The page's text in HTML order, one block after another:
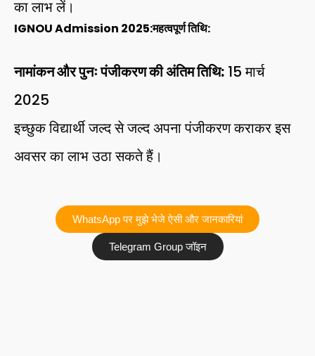
का लाभ लें।
IGNOU Admission 2025:महत्वपूर्ण तिथि:
नामांकन और पुनः पंजीकरण की अंतिम तिथि: 15 मार्च
2025
इच्छुक विद्यार्थी जल्द से जल्द अपना पंजीकरण कराकर इस
अवसर का लाभ उठा सकते हैं।
WhatsApp पर मुझे भेजे ऐसी और जानकारियां
Telegram Group जॉइन